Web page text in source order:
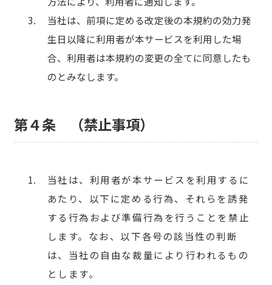
当社は、前項に定める改定後の本規約の効力発
生日以降に利用者が本サービスを利用した場
合、利用者は本規約の変更の全てに同意したも
のとみなします。
第４条 （禁止事項）
当社は、利用者が本サービスを利用するに
あたり、以下に定める行為、それらを誘発
する行為および準備行為を行うことを禁止
します。なお、以下各号の該当性の判断
は、当社の自由な裁量により行われるもの
とします。